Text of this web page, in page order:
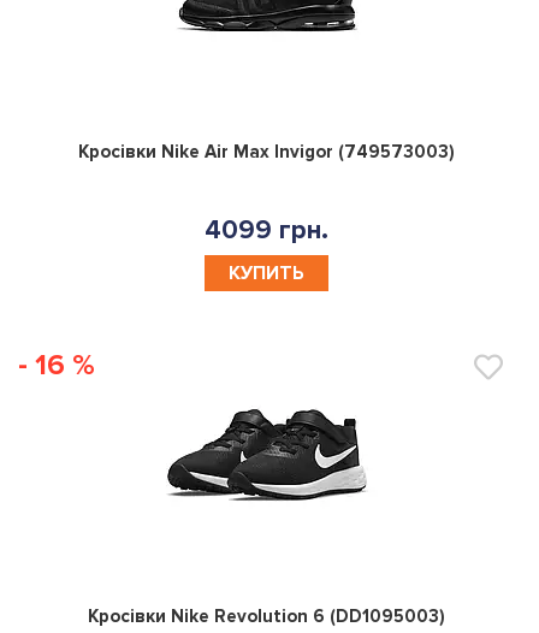
0
Кросівки Nike Air Max Invigor (749573003)
4099 грн.
КУПИТЬ
- 16 %
0
Кросівки Nike Revolution 6 (DD1095003)